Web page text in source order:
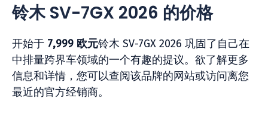
铃木 SV-7GX 2026 的价格
开始于 7,999 欧元铃木 SV-7GX 2026 巩固了自己在
中排量跨界车领域的一个有趣的提议。欲了解更多
信息和详情，您可以查阅该品牌的网站或访问离您
最近的官方经销商。